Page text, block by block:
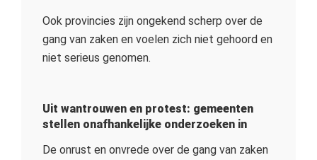
Ook provincies zijn ongekend scherp over de
gang van zaken en voelen zich niet gehoord en
niet serieus genomen.
Uit wantrouwen en protest: gemeenten
stellen onafhankelijke onderzoeken in
De onrust en onvrede over de gang van zaken